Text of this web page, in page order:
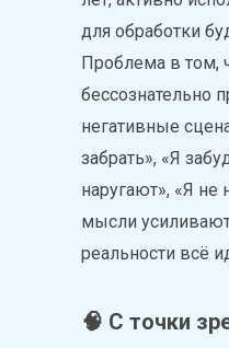
для обработки
Проблема в том,
бессознательно
негативные
забрать», «Я
наругают», «Я не
мысли
реальности всё
🧠 С точки